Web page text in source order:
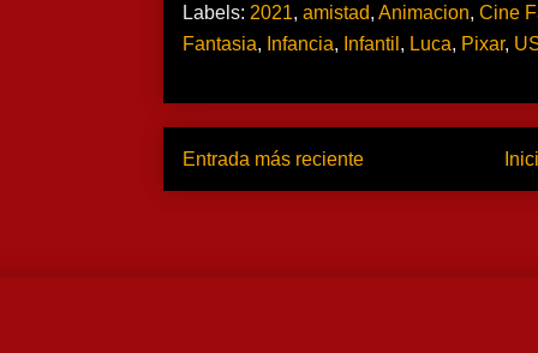
Labels: 2021, amistad, Animacion, Cine
Fantasia, Infancia, Infantil, Luca, Pixar,
Entrada más reciente